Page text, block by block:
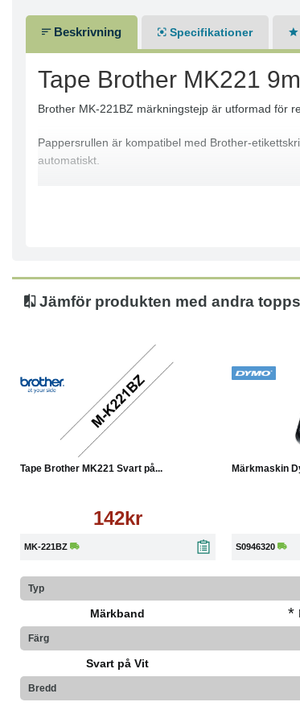
Beskrivning Specifikationer
Tape Brother MK221
Brother MK-221BZ märkningstejp är utformad för
Pappersrullen är kompatibel med Brother-
automatiskt.
Jämför produkten med andra
Tape Brother MK221 Svart på...
142kr
MK-221BZ
Köp
Märkmaskin
S0946320
Typ
Märkband *
Färg
Svart på Vit
Bredd